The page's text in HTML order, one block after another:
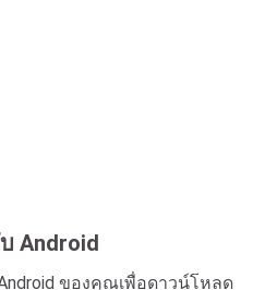
Android
ของคุณเพื่อดาวน์โหลด